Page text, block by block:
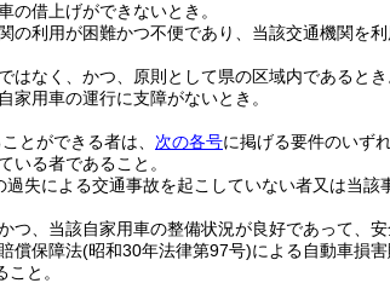
の借上げができないとき。
の利用が困難かつ不便であり、当該交通機関を
はなく、かつ、原則として県の区域内であるとき
家用車の運行に支障がないとき。
とができる者は、 次の各号に掲げる要件のいず
いる者であること。
失による交通事故を起こしていない者又は当
つ、当該自家用車の整備状況が良好であって、
償保障法(昭和30年法律第97号)による自動車損
と。